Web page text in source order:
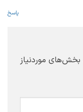
پاسخ
بخش‌های موردنیاز